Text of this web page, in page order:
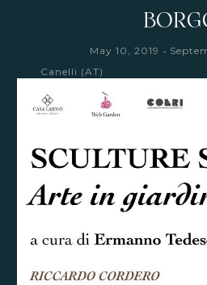
May 10, 2019 -
Canelli (AT)